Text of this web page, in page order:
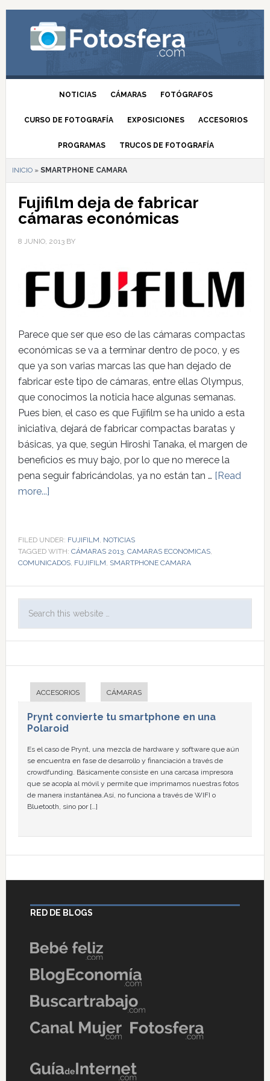
NOTICIAS CÁMARAS FOTÓGRAFOS
CURSO DE FOTOGRAFÍA EXPOSICIONES ACCESORIOS
PROGRAMAS TRUCOS DE FOTOGRAFÍA
INICIO» SMARTPHONE CAMARA
Fujifilm deja de fabricar
cámaras económicas
8 JUNIO, 2013BY
Parece que ser que eso de las cámaras compactas
económicas se va a terminar dentro de poco, y es
que ya son varias marcas las que han dejado de
fabricar este tipo de cámaras, entre ellas Olympus,
que conocimos la noticia hace algunas semanas.
Pues bien, el caso es que Fujifilm se ha unido a esta
iniciativa, dejará de fabricar compactas baratas y
básicas, ya que, según Hiroshi Tanaka, el margen de
beneficios es muy bajo, por lo que no merece la
pena seguir fabricándolas, ya no están tan … [Read
more...]
FILED UNDER: FUJIFILM, NOTICIAS
TAGGED WITH: CÁMARAS 2013, CAMARAS ECONOMICAS,
COMUNICADOS, FUJIFILM, SMARTPHONE CAMARA
ACCESORIOS CÁMARAS
Prynt convierte tu smartphone en una
Polaroid
Es el caso de Prynt, una mezcla de hardware y software que aún
se encuentra en fase de desarrollo y financiación a través de
crowdfunding. Básicamente consiste en una carcasa impresora
que se acopla al móvil y permite que imprimamos nuestras fotos
de manera instantánea.Así, no funciona a través de WIFI o
Bluetooth, sino por […]
RED DE BLOGS